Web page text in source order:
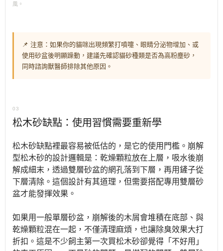
風。
📌 注意：如果你的貓咪出現頻繁打噴嚏、眼睛分泌物增加、或
使用砂盆後明顯躁動，建議先確認貓砂種類是否為高粉塵砂，
同時諮詢獸醫師排除其他原因。
03
松木砂缺點：使用習慣需要重新學
松木砂缺點裡最容易被低估的，是它的使用門檻。崩解
型松木砂的設計邏輯是：乾燥顆粒放在上層，吸水後崩
解成細末，透過雙層砂盆的網孔落到下層，再用鏟子從
下層清除。這個設計有其道理，但需要搭配專用雙層砂
盆才能發揮效果。
如果用一般單層砂盆，崩解後的木屑會堆積在底部、與
乾燥顆粒混在一起，不僅清理麻煩，也讓除臭效果大打
折扣。這是不少飼主第一次買松木砂卻覺得「不好用」